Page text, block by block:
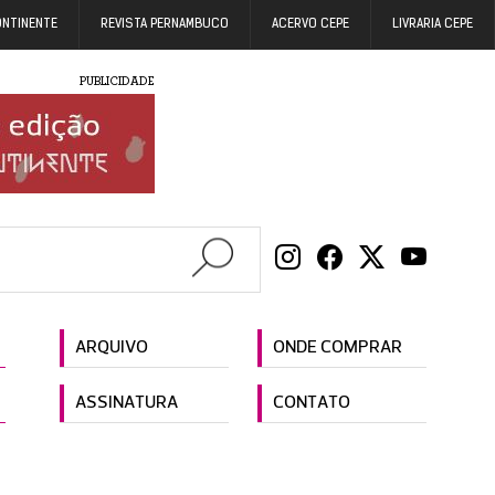
REVISTA PERNAMBUCO ACERVO CEPE LIVRARIA CEPE
PUBLICIDADE
ARQUIVO ONDE COMPRAR
ASSINATURA CONTATO